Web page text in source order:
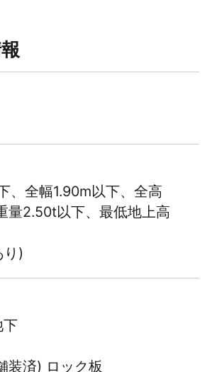
、全幅1.90m以下、全高
量2.50t以下、最低地上高
り)
下
装済) ロック板